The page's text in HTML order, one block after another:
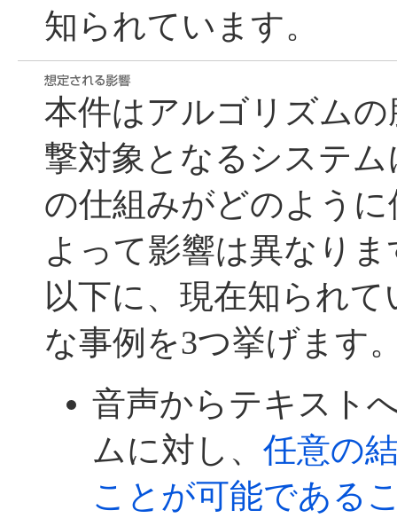
知られています。
本件はアルゴリズム
撃対象となるシステ
の仕組みがどのよう
よって影響は異なりま
以下に、現在知られ
な事例を3つ挙げます
音声からテキスト
ムに対し、 任意の
ことが可能である